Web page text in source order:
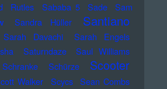
Rutles Sababa 5 Sade
Sam
Sandra Hüller Santiano
Sarah Davachi
Sarah Engels
Saturndaze
Saul Williams
Schürze Scooter
Walker Scycs Sean Combs